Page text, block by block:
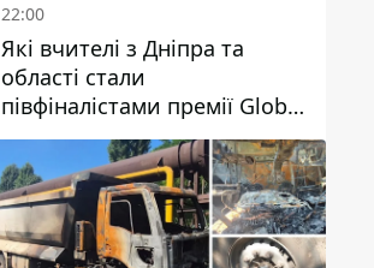
22:00
Які вчителі з Дніпра та
області стали
півфіналістами премії Global
Teacher Prize Ukraine 2026